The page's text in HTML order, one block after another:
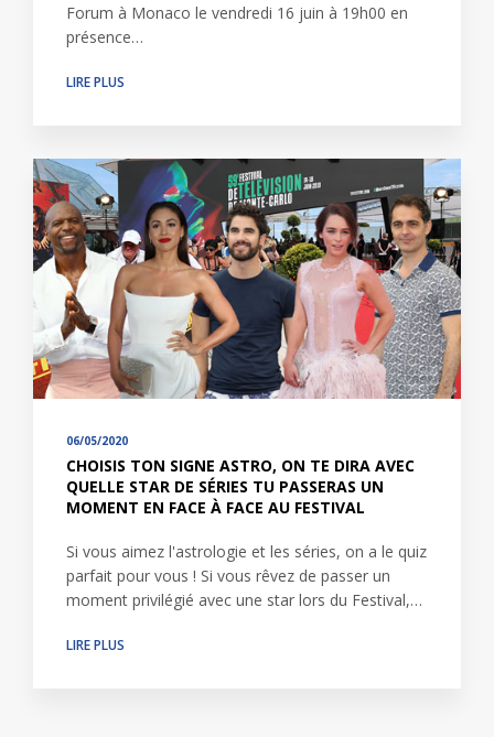
Forum à Monaco le vendredi 16 juin à 19h00 en
présence…
LIRE PLUS
06/05/2020
CHOISIS TON SIGNE ASTRO, ON TE DIRA AVEC
QUELLE STAR DE SÉRIES TU PASSERAS UN
MOMENT EN FACE À FACE AU FESTIVAL
Si vous aimez l'astrologie et les séries, on a le quiz
parfait pour vous ! Si vous rêvez de passer un
moment privilégié avec une star lors du Festival,…
LIRE PLUS